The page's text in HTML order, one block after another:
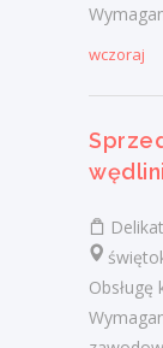
wczoraj